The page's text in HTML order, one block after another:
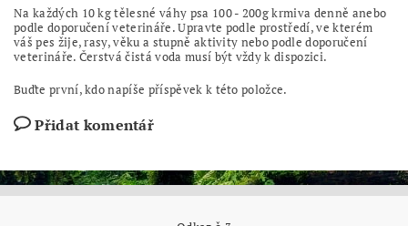
Na každých 10 kg tělesné váhy psa 100 - 200g krmiva denně anebo
podle doporučení veterináře. Upravte podle prostředí, ve kterém
váš pes žije, rasy, věku a stupně aktivity nebo podle doporučení
veterináře. Čerstvá čistá voda musí být vždy k dispozici.
Buďte první, kdo napíše příspěvek k této položce.
Přidat komentář